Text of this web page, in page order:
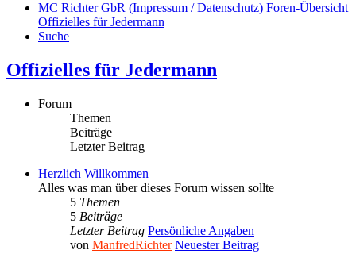
MC Richter GbR (Impressum / Datenschutz) Foren-Übersicht
Offizielles für Jedermann
Suche
Offizielles für Jedermann
Forum
Themen
Beiträge
Letzter Beitrag
Herzlich Willkommen
Alles was man über dieses Forum wissen sollte
5 Themen
5 Beiträge
Letzter Beitrag Persönliche Angaben
von ManfredRichter Neuester Beitrag